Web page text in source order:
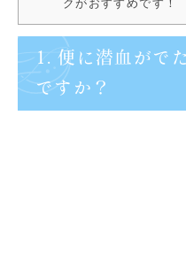
クがおすすめです！
1. 便に潜血がで
ですか？